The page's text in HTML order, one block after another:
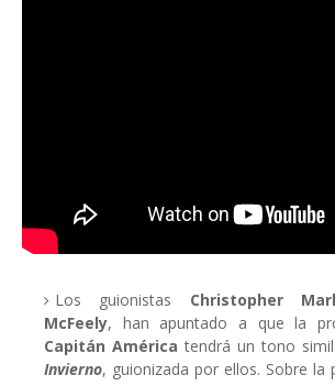
Los guionistas Christopher
McFeely, han apuntado a que la
Capitán América tendrá un tono
Invierno, guionizada por ellos. Sobre la